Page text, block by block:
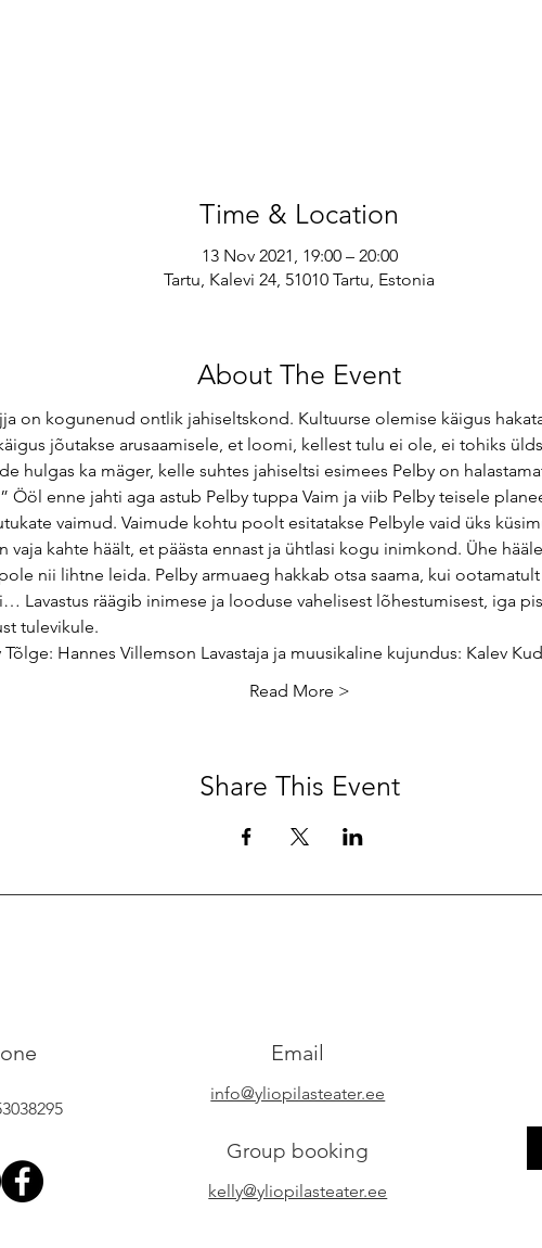
Time & Location
13 Nov 2021, 19:00 – 20:00
Tartu, Kalevi 24, 51010 Tartu, Estonia
About The Event
on kogunenud ontlik jahiseltskond. Kultuurse olemise käigus
jõutakse arusaamisele, et loomi, kellest tulu ei ole, ei tohiks
hulgas ka mäger, kelle suhtes jahiseltsi esimees Pelby on
Ööl enne jahti aga astub Pelby tuppa Vaim ja viib Pelby teisele
vaimud. Vaimude kohtu poolt esitatakse Pelbyle vaid üks
vaja kahte häält, et päästa ennast ja ühtlasi kogu inimkond. Ühe
nii lihtne leida. Pelby armuaeg hakkab otsa saama, kui
Lavastus räägib inimese ja looduse vahelisest lõhestumisest, iga
tulevikule.
Hannes Villemson Lavastaja ja muusikaline kujundus: Kalev
Read More >
Share This Event
Email
info@yliopilasteater.ee
Group booking
kelly@yliopilasteater.ee